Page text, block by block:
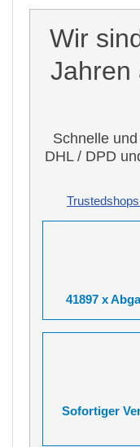
Wir
Jahren
Schnelle
DHL / DPD
41897 x
Sofortiger